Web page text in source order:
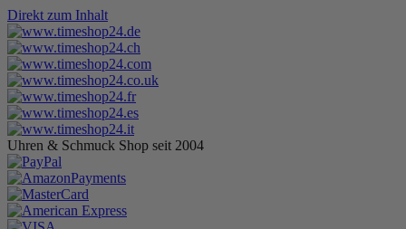
Direkt zum Inhalt
Uhren & Schmuck Shop seit 2004